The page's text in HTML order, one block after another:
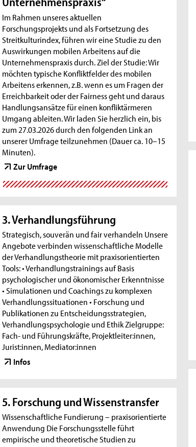
Im Rahmen unseres aktuellen
Forschungsprojekts und als Fortsetzung des
Streitkulturindex, führen wir eine Studie zu den
Auswirkungen mobilen Arbeitens auf die
Unternehmenspraxis durch. Ziel der Studie: Wir
möchten typische Konfliktfelder des mobilen
Arbeitens erkennen, z.B. wenn es um Fragen der
Erreichbarkeit oder der Fairness geht und daraus
Handlungsansätze für einen konfliktärmeren
Umgang ableiten. Wir laden Sie herzlich ein, bis
zum 27.03.2026 durch den folgenden Link an
unserer Umfrage teilzunehmen (Dauer ca. 10–15
Minuten).
Zur Umfrage
3. Verhandlungsführung
Strategisch, souverän und fair verhandeln Unsere
Angebote verbinden wissenschaftliche Modelle
der Verhandlungstheorie mit praxisorientierten
Tools: • Verhandlungstrainings auf Basis
psychologischer und ökonomischer Erkenntnisse
• Simulationen und Coachings zu komplexen
Verhandlungssituationen • Forschung und
Publikationen zu Entscheidungsstrategien,
Verhandlungspsychologie und Ethik Zielgruppe:
Fach- und Führungskräfte, Projektleiter:innen,
Jurist:innen, Mediator:innen
Infos
5. Forschung und Wissenstransfer
Wissenschaftliche Fundierung – praxisorientierte
Anwendung Die Forschungsstelle führt
empirische und theoretische Studien zu